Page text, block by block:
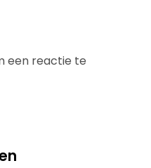
een reactie te